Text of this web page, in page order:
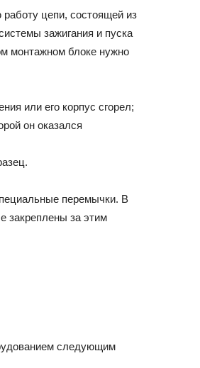
цепи, состоящей из
зажигания и пуска
монтажном блоке нужно
или его корпус сгорел;
он оказался
перемычки. В
закреплены за этим
следующим